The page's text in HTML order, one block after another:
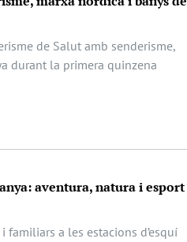
de Salut amb senderisme,
durant la primera quinzena
aventura, natura i esport
a les estacions d’esquí